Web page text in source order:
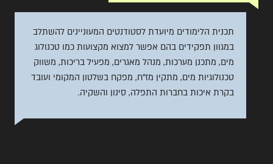
תכנית הלימודים מיועדת לסטודנטים המעוניינים להשתלב
במגוון תפקידים בהם אפשר למצוא מקצועות כמו טכנולוג
מים, מתכנן מערכות, מנהל מאגרים, מפעיל בריכות, משווק
טכנולוגיות מים, מתקין מז"ח, מפקח בשלטון המקומי ועובד
בקרת איכות בחברות התפלה, סינון והשקיה.